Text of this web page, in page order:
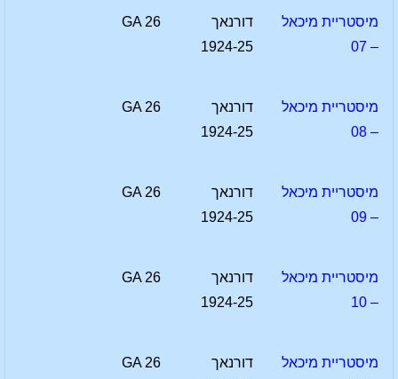
מיסטריית מיכאל
– 07
דורנאך
1924-25
GA 26
מיסטריית מיכאל
– 08
דורנאך
1924-25
GA 26
מיסטריית מיכאל
– 09
דורנאך
1924-25
GA 26
מיסטריית מיכאל
– 10
דורנאך
1924-25
GA 26
מיסטריית מיכאל
דורנאך
GA 26